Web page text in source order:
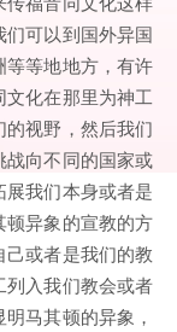
可以到国外异国
等地地方，有许
文化在那里为神工
视野，然后我们
向不同的国家或
我们本身或者是
异象的宣教的方
或者是我们的教
入我们教会或者
马其顿的异象，